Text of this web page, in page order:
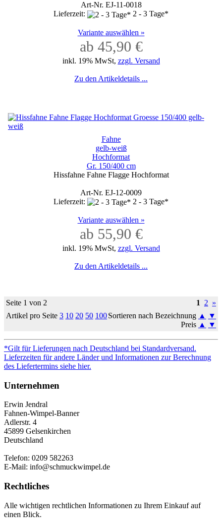
Art-Nr. EJ-11-0018
Lieferzeit:
2 - 3 Tage*
Variante auswählen »
ab 45,90 €
inkl. 19% MwSt, zzgl. Versand
Zu den Artikeldetails ...
Fahne
gelb-weiß
Hochformat
Gr. 150/400 cm
Hissfahne Fahne Flagge Hochformat
Art-Nr. EJ-12-0009
Lieferzeit:
2 - 3 Tage*
Variante auswählen »
ab 55,90 €
inkl. 19% MwSt, zzgl. Versand
Zu den Artikeldetails ...
Seite 1 von 2 1 2 »
Artikel pro Seite 3 10 20 50 100Sortieren nach Bezeichnung ▲
▼
Preis ▲ ▼
*Gilt für Lieferungen nach Deutschland bei Standardversand.
Lieferzeiten für andere Länder und Informationen zur Berechnung
des Liefertermins siehe hier.
Unternehmen
Erwin Jendral
Fahnen-Wimpel-Banner
Adlerstr. 4
45899 Gelsenkirchen
Deutschland
Telefon: 0209 582263
E-Mail: info@schmuckwimpel.de
Rechtliches
Alle wichtigen rechtlichen Informationen zu Ihrem Einkauf auf
einen Blick.